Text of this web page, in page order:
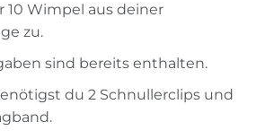
10 Wimpel aus deiner
zu.
sind bereits enthalten.
du 2 Schnullerclips und